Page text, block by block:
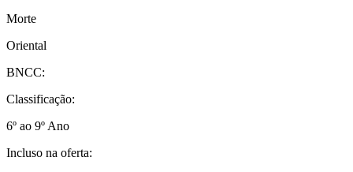
Morte
Oriental
BNCC:
Classificação:
6º ao 9º Ano
Incluso na oferta: